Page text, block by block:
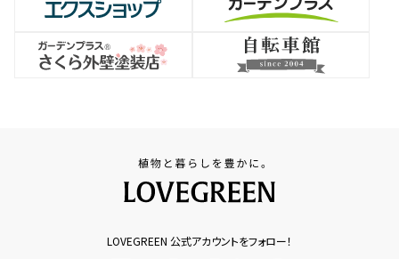
LOVEGREEN 公式アカウントをフォロー！